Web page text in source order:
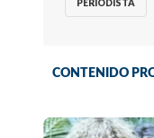
PERIODISTA